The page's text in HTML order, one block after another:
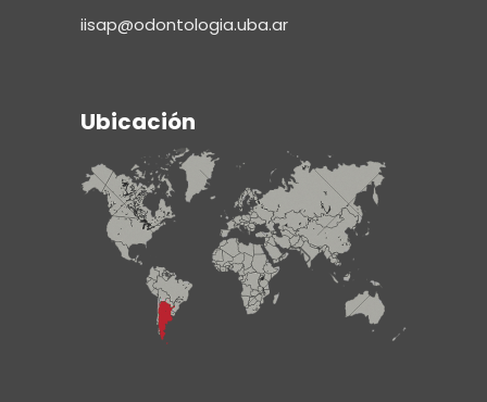
iisap@odontologia.uba.ar
Ubicación